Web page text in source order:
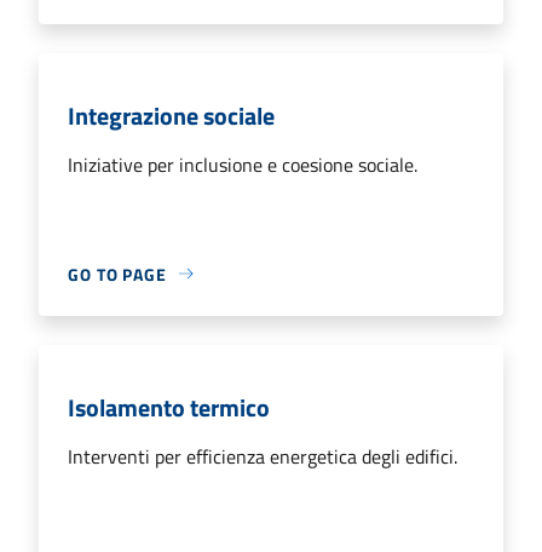
Integrazione sociale
Iniziative per inclusione e coesione sociale.
GO TO PAGE
Isolamento termico
Interventi per efficienza energetica degli edifici.